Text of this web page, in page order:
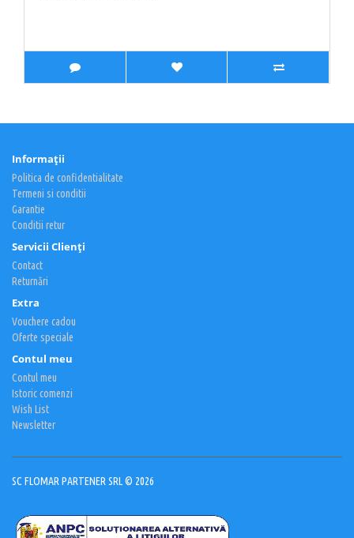
Informaţii
Politica de confidentialitate
Termeni si conditii
Garantie
Conditii retur
Servicii Clienţi
Contact
Returnări
Extra
Vouchere cadou
Oferte speciale
Contul meu
Contul meu
Istoric comenzi
Wish List
Newsletter
SC FLOMAR PARTENER SRL © 2026